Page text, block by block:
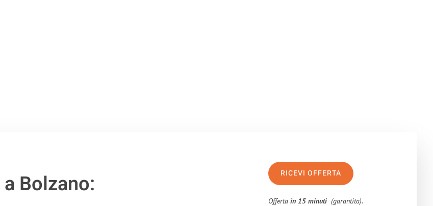
a Bolzano: RICEVI OFFERTA
Offertain 15 minuti (garantita).